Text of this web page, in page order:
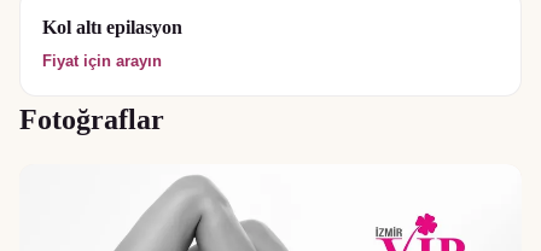
Kol altı epilasyon
Fiyat için arayın
Fotoğraflar